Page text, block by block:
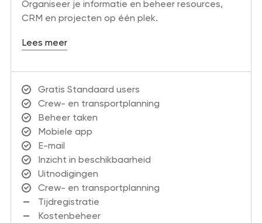
Organiseer je informatie en beheer resources,
CRM en projecten op één plek.
Lees meer
Gratis Standaard users
Crew- en transportplanning
Beheer taken
Mobiele app
E-mail
Inzicht in beschikbaarheid
Uitnodigingen
Crew- en transportplanning
Tijdregistratie
Kostenbeheer